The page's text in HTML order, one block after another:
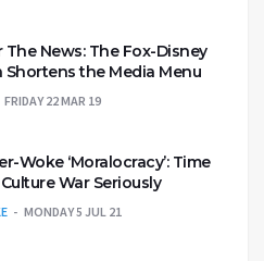
The News: The Fox-Disney
Shortens the Media Menu
FRIDAY 22 MAR 19
Woke ‘Moralocracy’: Time
War Seriously
MONDAY 5 JUL 21